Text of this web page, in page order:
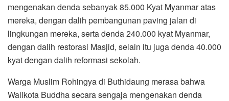
mengenakan denda sebanyak 85.000 Kyat Myanmar atas
mereka, dengan dalih pembangunan paving jalan di
lingkungan mereka, serta denda 240.000 kyat Myanmar,
dengan dalih restorasi Masjid, selain itu juga denda 40.000
kyat dengan dalih reformasi sekolah.
Warga Muslim Rohingya di Buthidaung merasa bahwa
Walikota Buddha secara sengaja mengenakan denda